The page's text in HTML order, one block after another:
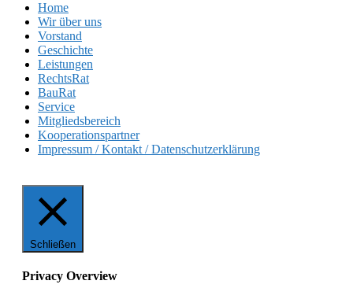
Home
Wir über uns
Vorstand
Geschichte
Leistungen
RechtsRat
BauRat
Service
Mitgliedsbereich
Kooperationspartner
Impressum / Kontakt / Datenschutzerklärung
Schließen
Privacy Overview